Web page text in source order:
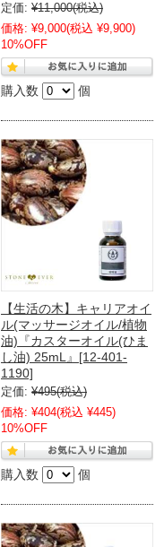
定価: ¥11,000(税込)
価格: ¥9,000(税込 ¥9,900)
10%OFF
購入数 個
【生活の木】キャリアオイ
ル(マッサージオイル/植物
油)『カスターオイル(ひま
し油) 25mL』[12-401-
1190]
定価: ¥495(税込)
価格: ¥404(税込 ¥445)
10%OFF
購入数 個